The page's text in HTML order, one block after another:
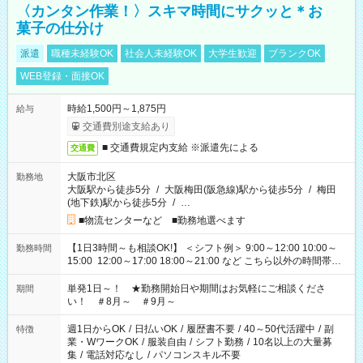
〈カンタン作業！〉スキマ時間にサクッと＊お
菓子の仕分け
派遣 職種未経験OK 社会人未経験OK 大学生歓迎
ブランクOK
WEB登録・面接OK
給与
時給1,500円～1,875円
交通費別途支給あり
交通費 ■ 交通費規定内支給 ※派遣先による
勤務地
大阪市北区
大阪駅から徒歩5分 / 大阪梅田(阪急線)駅から徒歩5分 / 梅田
(地下鉄)駅から徒歩5分 / …
■物流センターなど ■勤務地選べます
勤務時間
【1日3時間～も相談OK!】 ＜シフト例＞ 9:00～12:00 10:00～
15:00 12:00～17:00 18:00～21:00 など こちら以外の時間帯も
お気軽にご相談ください！
期間
単発1日～！ ★勤務開始日や期間はお気軽にご相談くださ
い！ ＃8月～ ＃9月～
特徴 週1日からOK / 日払いOK / 履歴書不要 / 40～50代活躍中 / 副
業・WワークOK / 服装自由 / シフト勤務 / 10名以上の大量募
集 / 電話対応なし / パソコンスキル不要